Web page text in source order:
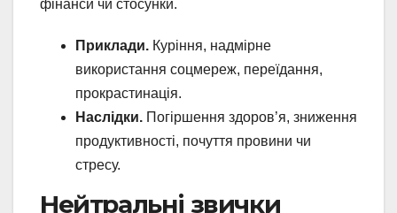
фінанси чи стосунки.
Приклади. Куріння, надмірне
використання соцмереж, переїдання,
прокрастинація.
Наслідки. Погіршення здоров’я, зниження
продуктивності, почуття провини чи
стресу.
Нейтральні звички